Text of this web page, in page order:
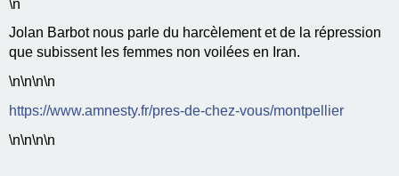
\n
Jolan Barbot nous parle du harcèlement et de la répression
que subissent les femmes non voilées en Iran.
\n\n\n\n
https://www.amnesty.fr/pres-de-chez-vous/montpellier
\n\n\n\n